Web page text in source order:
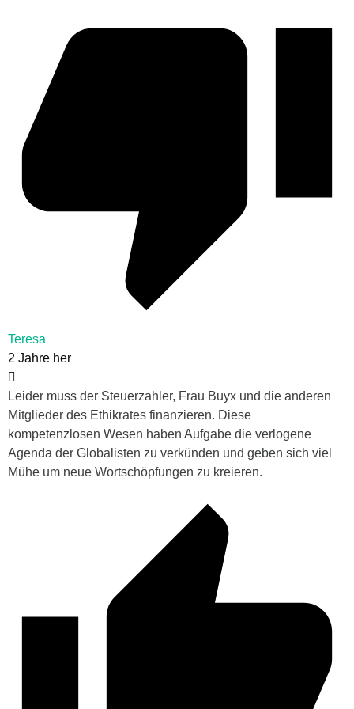
Teresa
2 Jahre her
Leider muss der Steuerzahler, Frau Buyx und die anderen
Mitglieder des Ethikrates finanzieren. Diese
kompetenzlosen Wesen haben Aufgabe die verlogene
Agenda der Globalisten zu verkünden und geben sich viel
Mühe um neue Wortschöpfungen zu kreieren.